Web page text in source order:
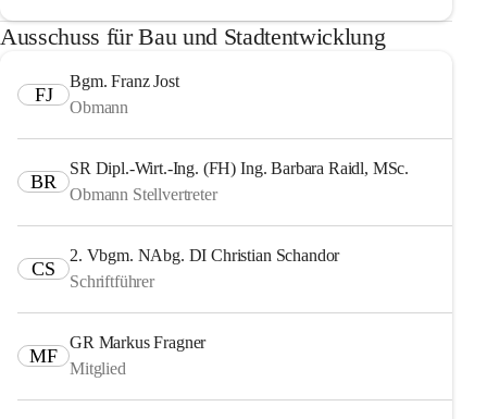
Ausschuss für Bau und Stadtentwicklung
FJ
Bgm. Franz Jost
Obmann
BR
SR Dipl.-Wirt.-Ing. (FH) Ing. Barbara Raidl, MSc.
Obmann Stellvertreter
CS
2. Vbgm. NAbg. DI Christian Schandor
Schriftführer
MF
GR Markus Fragner
Mitglied